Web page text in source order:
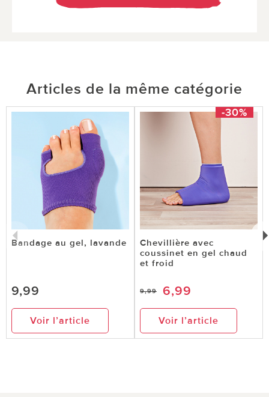
Articles de la même catégorie
Bandage au gel, lavande
9,99
Voir l’article
-30%
Chevillière avec
coussinet en gel chaud
et froid
9,99 6,99
Voir l’article